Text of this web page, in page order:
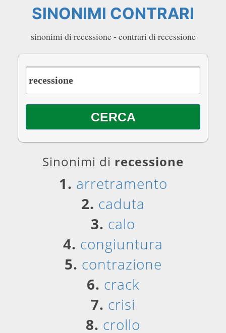
SINONIMI CONTRARI
sinonimi di recessione - contrari di recessione
Sinonimi di recessione
1. arretramento
2. caduta
3. calo
4. congiuntura
5. contrazione
6. crack
7. crisi
8. crollo